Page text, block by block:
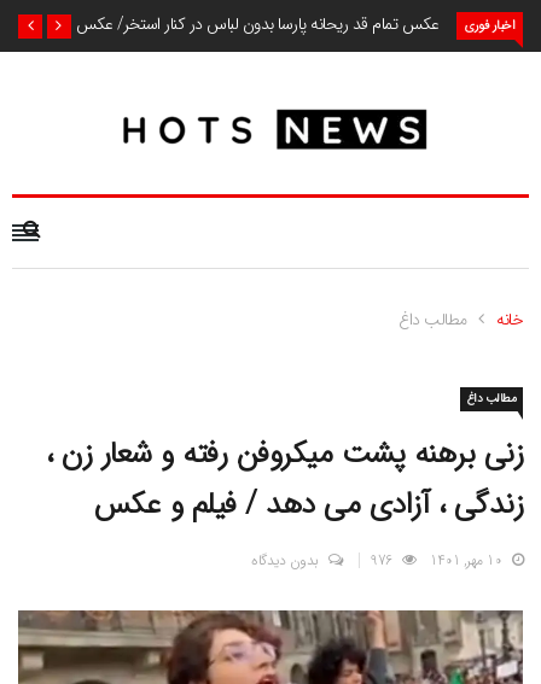
اخبار فوری عکس تمام قد ریحانه پارسا بدون لباس در کنار استخر/ عکس
خانه مطالب داغ
مطالب داغ
زنی برهنه پشت میکروفن رفته و شعار زن ،
زندگی ، آزادی می دهد / فیلم و عکس
10 مهر, 1401 بدون دیدگاه